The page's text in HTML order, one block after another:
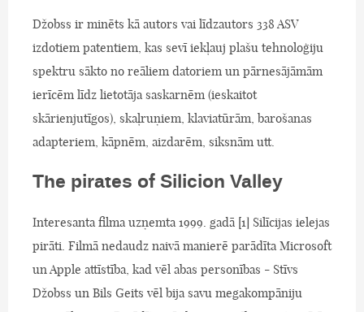
Džobss ir minēts kā autors vai līdzautors 338 ASV
izdotiem patentiem, kas sevī iekļauj plašu tehnoloģiju
spektru sākto no reāliem datoriem un pārnesājāmām
ierīcēm līdz lietotāja saskarnēm (ieskaitot
skārienjutīgos), skaļruņiem, klaviatūrām, barošanas
adapteriem, kāpnēm, aizdarēm, siksnām utt.
The pirates of Silicion Valley
Interesanta filma uzņemta 1999. gadā [1] Silīcijas ielejas
pirāti. Filmā nedaudz naivā manierē parādīta Microsoft
un Apple attīstība, kad vēl abas personības - Stīvs
Džobss un Bils Geits vēl bija savu megakompāniju